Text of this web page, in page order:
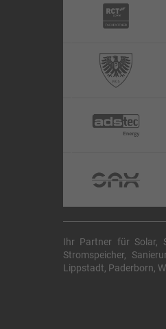
Ihr Partner für Solar,
Stromspeicher,
Lippstadt, Paderborn,